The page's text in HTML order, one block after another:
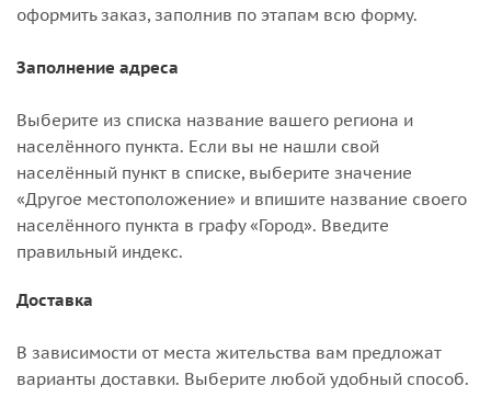
оформить заказ, заполнив по этапам всю форму.
Заполнение адреса
Выберите из списка название вашего региона и
населённого пункта. Если вы не нашли свой
населённый пункт в списке, выберите значение
«Другое местоположение» и впишите название своего
населённого пункта в графу «Город». Введите
правильный индекс.
Доставка
В зависимости от места жительства вам предложат
варианты доставки. Выберите любой удобный способ.